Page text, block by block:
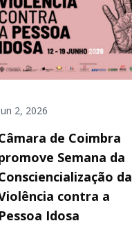
2, 2026
de Coimbra
Semana da
da
contra a
Pessoa Idosa